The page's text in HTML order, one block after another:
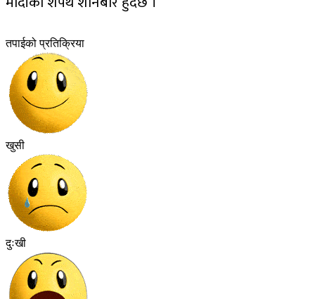
तपाईको प्रतिक्रिया
खुसी
दुःखी